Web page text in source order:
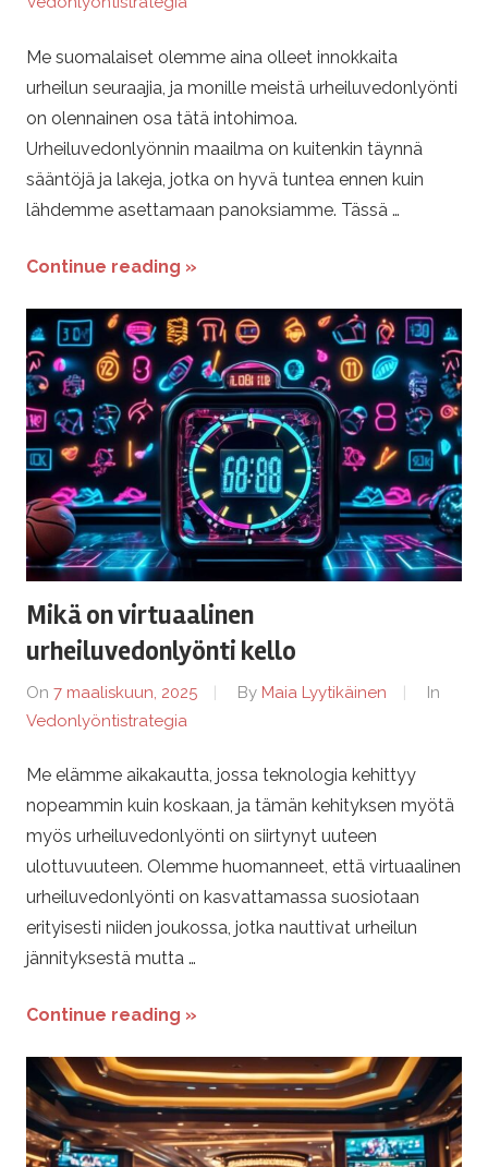
Me suomalaiset olemme aina olleet innokkaita
urheilun seuraajia, ja monille meistä urheiluvedonlyönti
on olennainen osa tätä intohimoa.
Urheiluvedonlyönnin maailma on kuitenkin täynnä
sääntöjä ja lakeja, jotka on hyvä tuntea ennen kuin
lähdemme asettamaan panoksiamme. Tässä …
Continue reading »
Mikä on virtuaalinen
urheiluvedonlyönti kello
On 7 maaliskuun, 2025 By Maia Lyytikäinen
In
Vedonlyöntistrategia
Me elämme aikakautta, jossa teknologia kehittyy
nopeammin kuin koskaan, ja tämän kehityksen myötä
myös urheiluvedonlyönti on siirtynyt uuteen
ulottuvuuteen. Olemme huomanneet, että virtuaalinen
urheiluvedonlyönti on kasvattamassa suosiotaan
erityisesti niiden joukossa, jotka nauttivat urheilun
jännityksestä mutta …
Continue reading »